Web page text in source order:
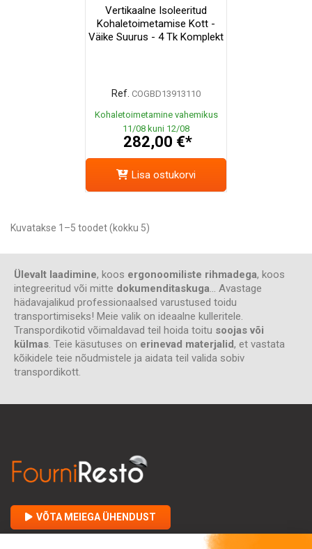
Vertikaalne Isoleeritud
Kohaletoimetamise Kott -
Väike Suurus - 4 Tk Komplekt
Ref. COGBD13913110
Kohaletoimetamine vahemikus
11/08 kuni 12/08
282,00 €*
Lisa ostukorvi
Kuvatakse 1–5 toodet (kokku 5)
Ülevalt laadimine, koos ergonoomiliste rihmadega, koos
integreeritud või mitte dokumenditaskuga... Avastage
hädavajalikud professionaalsed varustused toidu
transportimiseks! Meie valik on ideaalne kulleritele.
Transpordikotid võimaldavad teil hoida toitu soojas või
külmas. Teie käsutuses on erinevad materjalid, et vastata
kõikidele teie nõudmistele ja aidata teil valida sobiv
transpordikott.
VÕTA MEIEGA ÜHENDUST